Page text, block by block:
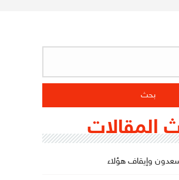
المقالات
وإيقاف هؤلاء